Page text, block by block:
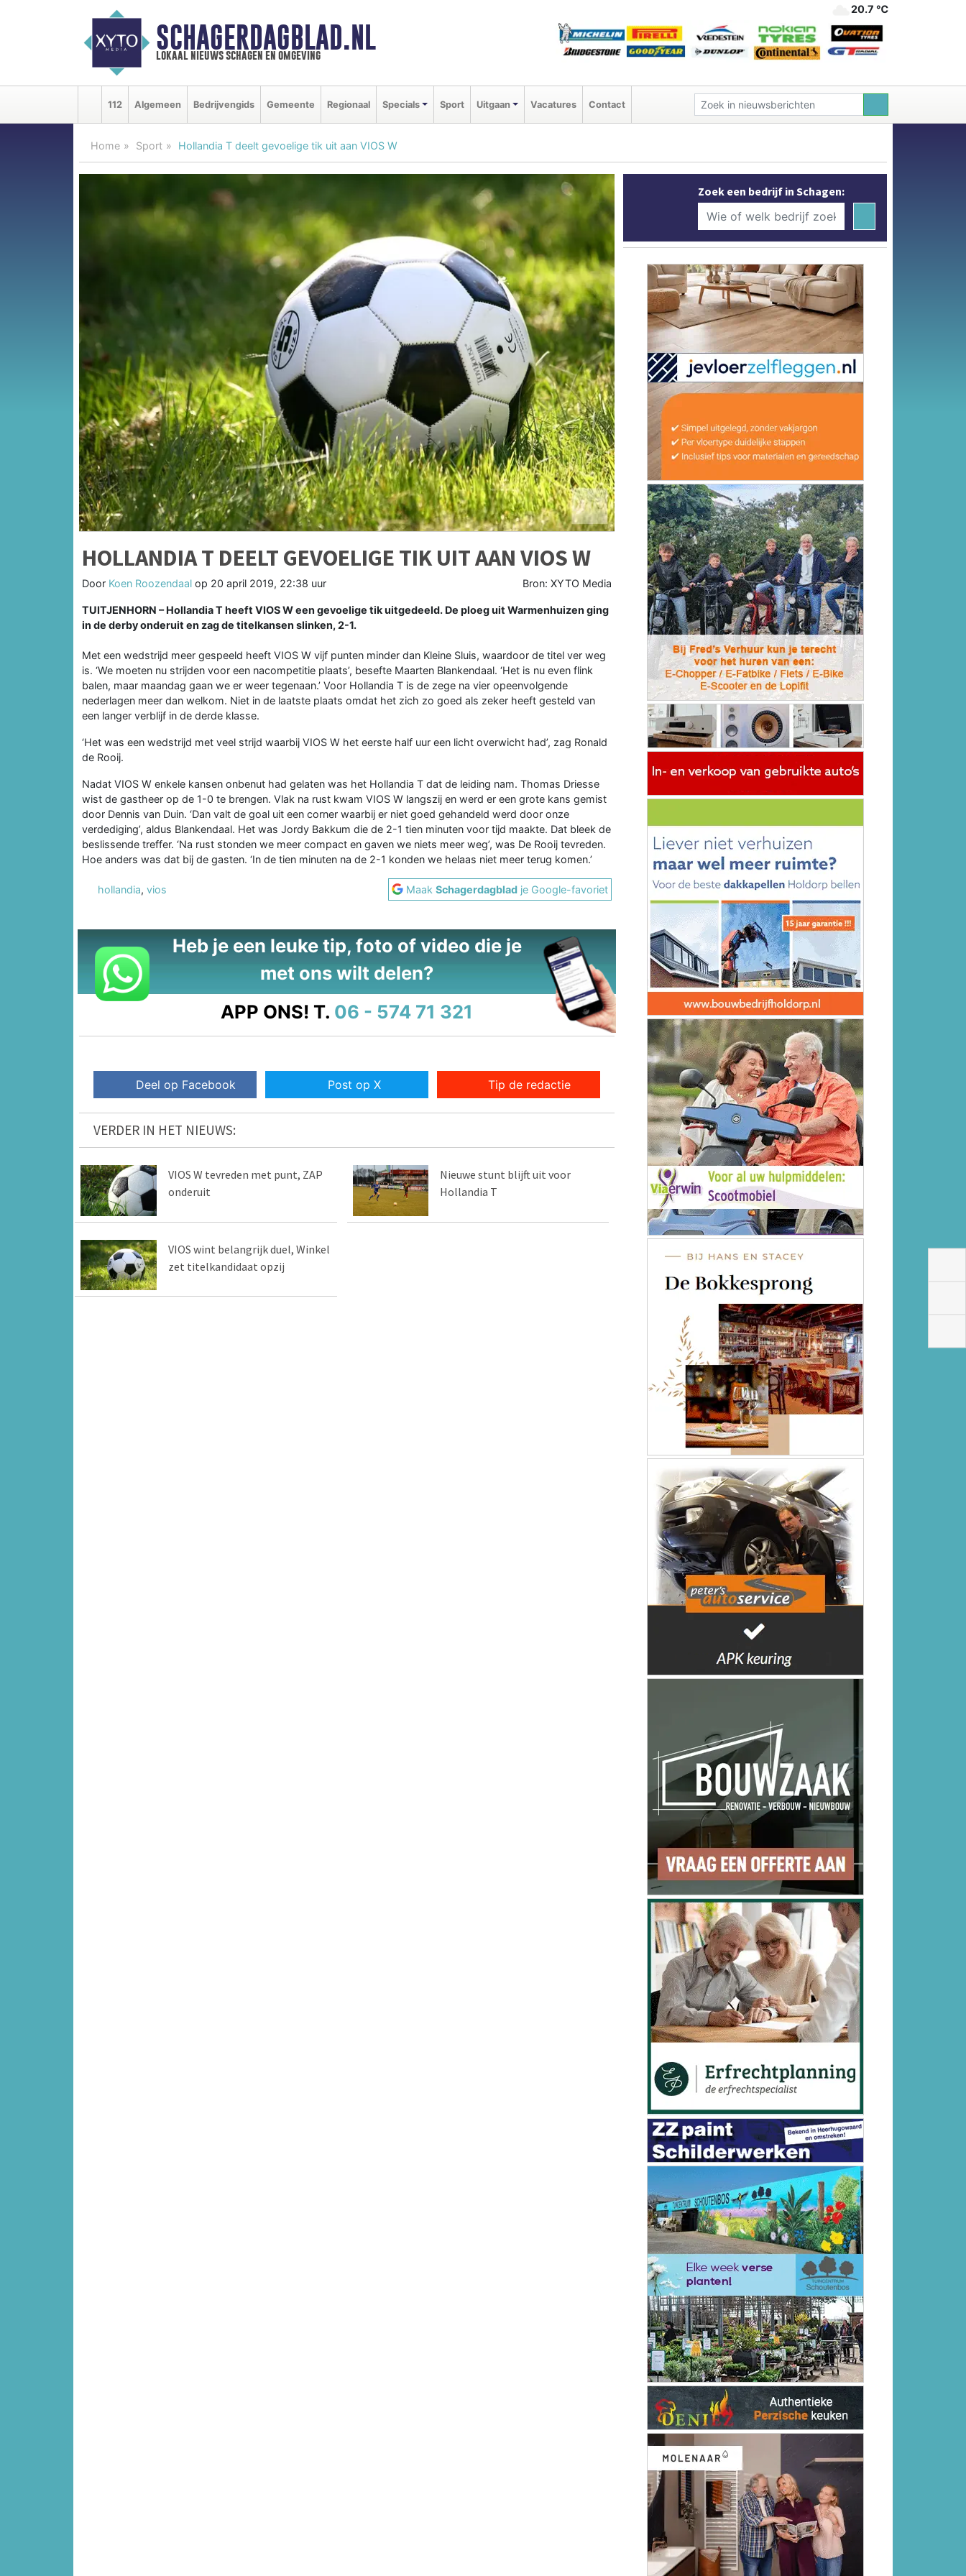
SCHAGERDAGBLAD.NL
lokaal nieuws schagen en omgeving
20.7 ℃
112 Algemeen Bedrijvengids Gemeente Regionaal Specials Sport Uitgaan Vacatures Contact
Home Sport Hollandia T deelt gevoelige tik uit aan VIOS W
HOLLANDIA T DEELT GEVOELIGE TIK UIT AAN VIOS W
Door Koen Roozendaal op 20 april 2019, 22:38 uur Bron: XYTO Media
TUITJENHORN – Hollandia T heeft VIOS W een gevoelige tik uitgedeeld. De ploeg uit Warmenhuizen ging
in de derby onderuit en zag de titelkansen slinken, 2-1.
Met een wedstrijd meer gespeeld heeft VIOS W vijf punten minder dan Kleine Sluis, waardoor de titel ver weg
is. ‘We moeten nu strijden voor een nacompetitie plaats’, besefte Maarten Blankendaal. ‘Het is nu even flink
balen, maar maandag gaan we er weer tegenaan.’ Voor Hollandia T is de zege na vier opeenvolgende
nederlagen meer dan welkom. Niet in de laatste plaats omdat het zich zo goed als zeker heeft gesteld van
een langer verblijf in de derde klasse.
‘Het was een wedstrijd met veel strijd waarbij VIOS W het eerste half uur een licht overwicht had’, zag Ronald
de Rooij.
Nadat VIOS W enkele kansen onbenut had gelaten was het Hollandia T dat de leiding nam. Thomas Driesse
wist de gastheer op de 1-0 te brengen. Vlak na rust kwam VIOS W langszij en werd er een grote kans gemist
door Dennis van Duin. ‘Dan valt de goal uit een corner waarbij er niet goed gehandeld werd door onze
verdediging’, aldus Blankendaal. Het was Jordy Bakkum die de 2-1 tien minuten voor tijd maakte. Dat bleek de
beslissende treffer. ‘Na rust stonden we meer compact en gaven we niets meer weg’, was De Rooij tevreden.
Hoe anders was dat bij de gasten. ‘In de tien minuten na de 2-1 konden we helaas niet meer terug komen.’
hollandia, vios MaakSchagerdagblad je Google-favoriet
Heb je een leuke tip, foto of video die je
met ons wilt delen?
APP ONS! T. 06 - 574 71 321
Deel op Facebook Post op X Tip de redactie
VERDER IN HET NIEUWS:
VIOS W tevreden met punt, ZAP
onderuit
Nieuwe stunt blijft uit voor
Hollandia T
VIOS wint belangrijk duel, Winkel
zet titelkandidaat opzij
Zoek een bedrijf in Schagen: